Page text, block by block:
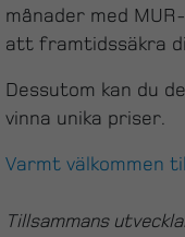
månader med
att framtidssäkra
Dessutom kan du
vinna unika priser.
Varmt välkommen
Tillsammans